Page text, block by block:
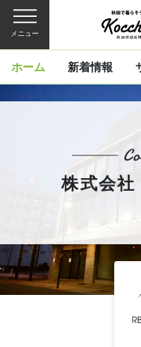
メニュー
ホーム 新着情報
株式会